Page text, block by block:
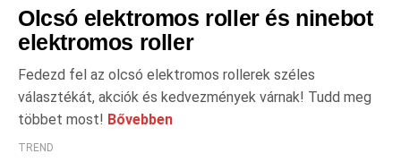
Olcsó elektromos roller és ninebot
elektromos roller
Fedezd fel az olcsó elektromos rollerek széles
választékát, akciók és kedvezmények várnak! Tudd meg
többet most! Bővebben
TREND